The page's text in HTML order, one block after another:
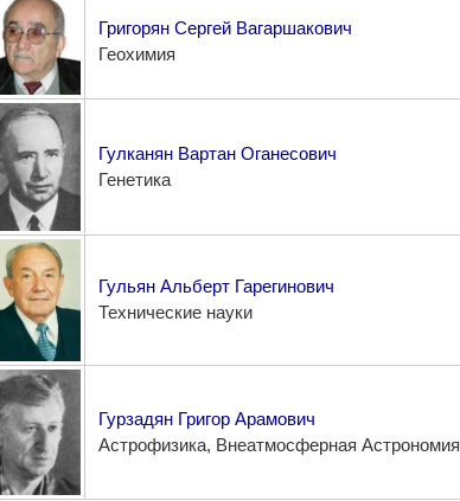
Григорян Сергей Вагаршакович
Геохимия
Гулканян Вартан Оганесович
Генетика
Гульян Альберт Гарегинович
Технические науки
Гурзадян Григор Арамович
Астрофизика, Внеатмосферная Астрономия